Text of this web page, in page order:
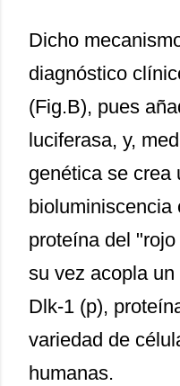
Dicho
diagnóstico
(Fig.B), pues
luciferasa, y,
genética se crea
bioluminiscencia
proteína del
su vez acopla
Dlk-1 (p),
variedad de
humanas.